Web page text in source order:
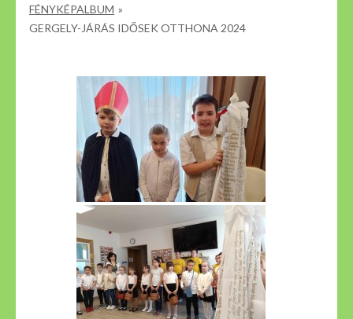
FÉNYKÉPALBUM »
GERGELY-JÁRÁS IDŐSEK OTTHONA 2024